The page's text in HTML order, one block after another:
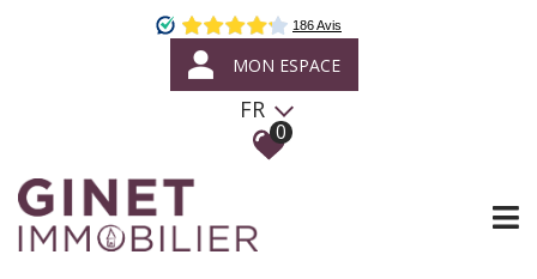
MON ESPACE
FR
0